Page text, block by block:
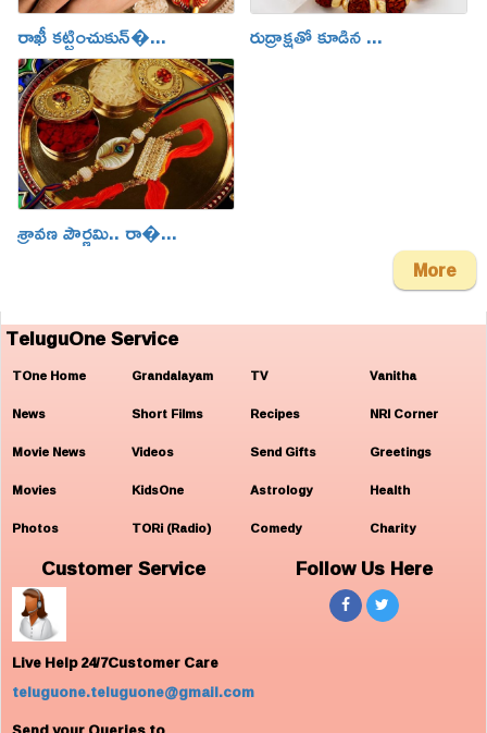
రాఖీ కట్టించుకున్�... రుద్రాక్షతో కూడిన ...
శ్రావణ పౌర్ణమి.. రా�...
More
TeluguOne Service
TOne Home
News
Movie News
Movies
Photos
Grandalayam
Short Films
Videos
KidsOne
TORi (Radio)
TV
Recipes
Send Gifts
Astrology
Comedy
Vanitha
NRI Corner
Greetings
Health
Charity
Customer Service
Live Help 24/7Customer Care
teluguone.teluguone@gmail.com
Follow Us Here